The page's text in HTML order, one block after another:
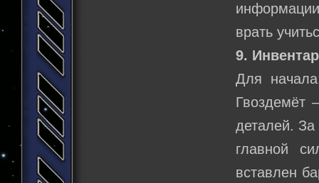
врать
9.
Для
Гвоздемёт
деталей. За
главной
вставлен